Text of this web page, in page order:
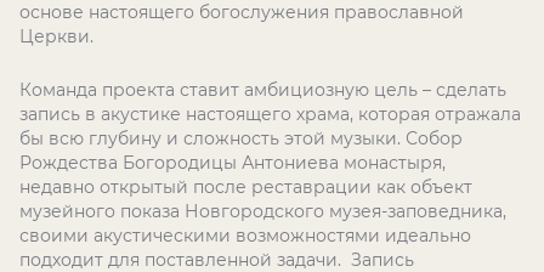
основе настоящего богослужения православной
Церкви.
Команда проекта ставит амбициозную цель – сделать
запись в акустике настоящего храма, которая отражала
бы всю глубину и сложность этой музыки. Собор
Рождества Богородицы Антониева монастыря,
недавно открытый после реставрации как объект
музейного показа Новгородского музея-заповедника,
своими акустическими возможностями идеально
подходит для поставленной задачи. Запись